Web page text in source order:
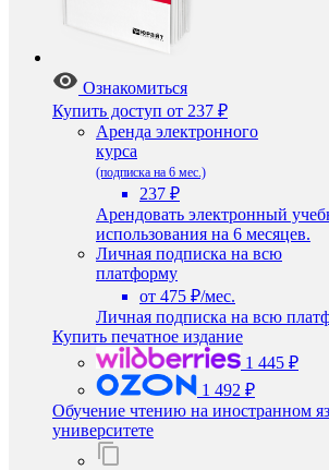
Ознакомиться
Купить доступ от 237 ₽
Аренда электронного
курса
(подписка на 6 мес.)
237 ₽
Арендовать электронный
использования на 6 месяцев.
Личная подписка на всю
платформу
от 475 ₽/мес.
Личная подписка на всю
Купить печатное издание
1 445 ₽
1 492 ₽
Обучение чтению на иностранном
университете